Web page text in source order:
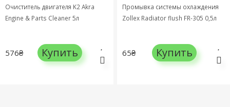
Очиститель двигателя K2 Akra
Engine & Parts Cleaner 5л
576₴ Купить
Промывка системы охлаждения
Zollex Radiator flush FR-305 0,5л
65₴ Купить